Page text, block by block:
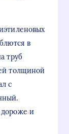
в
труб
толщиной
с
дороже и